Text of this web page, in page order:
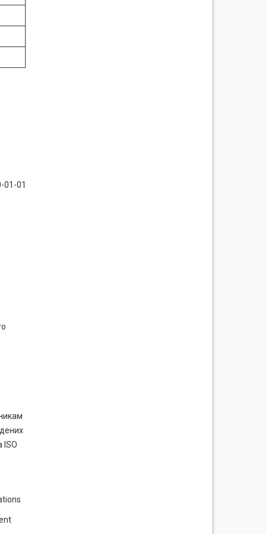
01-01
ISO